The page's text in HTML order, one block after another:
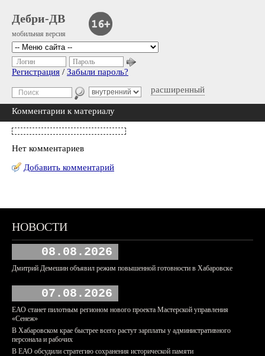
Дебри-ДВ
мобильная версия
расширенный
Логин Пароль
Регистрация / Забыли пароль?
Комментарии к материалу
Нет комментариев
Добавить комментарий
НОВОСТИ
08.08.2026
Дмитрий Демешин объявил режим повышенной готовности в Хабаровске
07.08.2026
ЕАО станет пилотным регионом нового проекта Мастерской управления
«Сенеж»
В Хабаровском крае быстрее всего растут зарплаты у административного
персонала и рабочих
В ЕАО обсудили стратегию сохранения исторической памяти